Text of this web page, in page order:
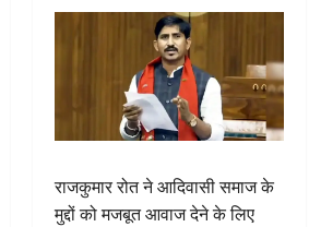
राजकुमार रोत ने आदिवासी समाज के
मुद्दों को मजबूत आवाज देने के लिए